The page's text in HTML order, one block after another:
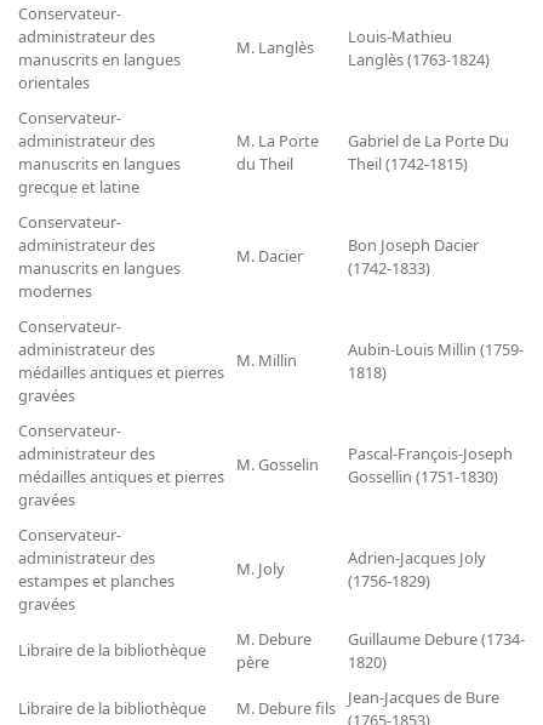
L'histoire de la BnF en objets
Explorer
Rapports d'activité de la Bibliothèque
Répertoire
Répertoire des catalogues d'expositions
Répertoire des catalogues
Répertoire des manuscrits du XXe siècle
Publications
Ouvrages et documents sur la BnF numérisés dans Gallica
Revue de la Bibliothèque nationale de France
Directeurs de la Bibliothèque nationale du XIVe siècle à nos jours
Listes et biographies des directeurs de départements
Implantations de la Bibliothèque nationale de France
Le fil de l'histoire (frise chonologique)
La Bibliothèque nationale de France à livre ouvert
Richelieu, Bibliothèques - Musée - Galeries
Conservateur-
administrateur des
manuscrits en langues
orientales
M. Langlès
Louis-Mathieu
Langlès (1763-1824)
Conservateur-
administrateur des
manuscrits en langues
grecque et latine
M. La Porte
du Theil
Gabriel de La Porte Du
Theil (1742-1815)
Conservateur-
administrateur des
manuscrits en langues
modernes
M. Dacier
Bon Joseph Dacier
(1742-1833)
Conservateur-
administrateur des
médailles antiques et pierres
gravées
M. Millin
Aubin-Louis Millin (1759-
1818)
Conservateur-
administrateur des
médailles antiques et pierres
gravées
M. Gosselin
Pascal-François-Joseph
Gossellin (1751-1830)
Conservateur-
administrateur des
estampes et planches
gravées
M. Joly
Adrien-Jacques Joly
(1756-1829)
Libraire de la bibliothèque
M. Debure
père
Guillaume Debure (1734-
1820)
Libraire de la bibliothèque M. Debure fils
Jean-Jacques de Bure
(1765-1853)